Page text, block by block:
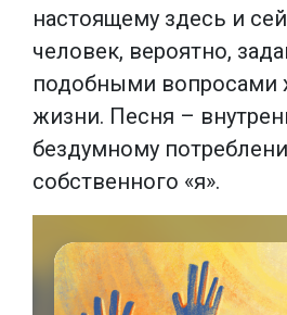
настоящему здесь и
человек, вероятно,
подобными вопросами
жизни. Песня –
бездумному
собственного «я».